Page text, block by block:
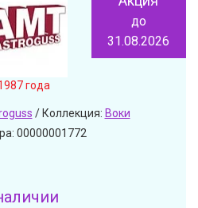
года
до
31.08.2026
/ Коллекция: Воки
00000001772